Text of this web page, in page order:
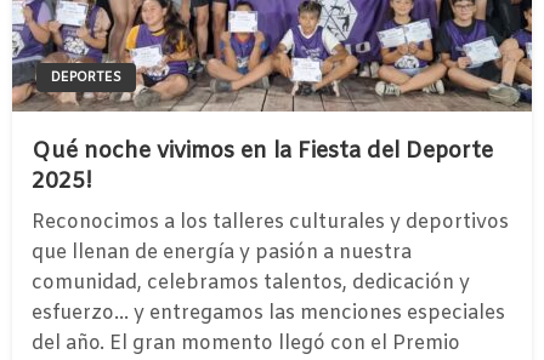
DEPORTES
Qué noche vivimos en la Fiesta del Deporte
2025!
Reconocimos a los talleres culturales y deportivos
que llenan de energía y pasión a nuestra
comunidad, celebramos talentos, dedicación y
esfuerzo… y entregamos las menciones especiales
del año. El gran momento llegó con el Premio